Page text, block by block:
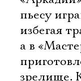
пьесу
избегая
а в
зрелище.